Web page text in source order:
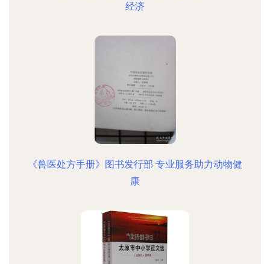
经济
《兽医处方手册》图书发行部 专业服务助力动物健
康